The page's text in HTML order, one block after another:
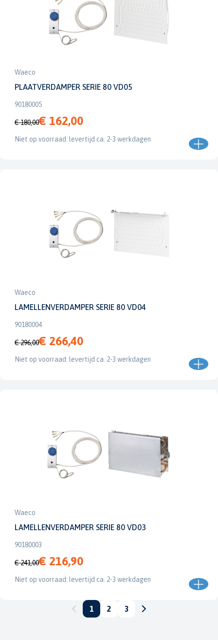
Waeco
PLAATVERDAMPER SERIE 80 VD05
90180005
€ 180,00€ 162,00
Niet op voorraad: levertijd ca. 2-3 werkdagen
Waeco
LAMELLENVERDAMPER SERIE 80 VD04
90180004
€ 296,00€ 266,40
Niet op voorraad: levertijd ca. 2-3 werkdagen
Waeco
LAMELLENVERDAMPER SERIE 80 VD03
90180003
€ 241,00€ 216,90
Niet op voorraad: levertijd ca. 2-3 werkdagen
1 2 3